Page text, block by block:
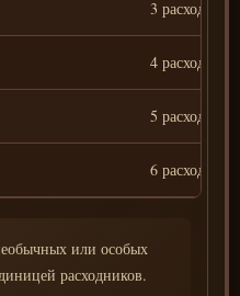
3
4
5
6
или особых
расходников.